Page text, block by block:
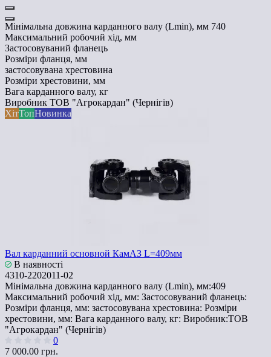
Мінімальна довжина карданного валу (Lmin), мм 740
Максимальний робочий хід, мм
Застосовуваний фланець
Розміри фланця, мм
застосовувана хрестовина
Розміри хрестовини, мм
Вага карданного валу, кг
Виробник ТОВ "Агрокардан" (Чернігів)
ХітТопНовинка
Вал карданний основной КамАЗ L=409мм
В наявності
4310-2202011-02
Мінімальна довжина карданного валу (Lmin), мм:409
Максимальний робочий хід, мм: Застосовуваний фланець:
Розміри фланця, мм: застосовувана хрестовина: Розміри
хрестовини, мм: Вага карданного валу, кг: Виробник:ТОВ
"Агрокардан" (Чернігів)
0
7 000.00 грн.